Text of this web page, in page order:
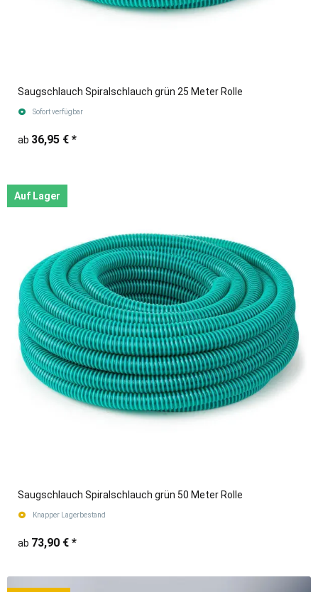
Saugschlauch Spiralschlauch grün 25 Meter Rolle
Sofort verfügbar
ab 36,95 € *
Auf Lager
Saugschlauch Spiralschlauch grün 50 Meter Rolle
Knapper Lagerbestand
ab 73,90 € *